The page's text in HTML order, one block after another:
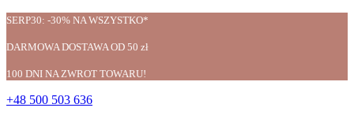
SERP30: -30% NA WSZYSTKO*
DARMOWA DOSTAWA OD 50 zł
100 DNI NA ZWROT TOWARU!
+48 500 503 636